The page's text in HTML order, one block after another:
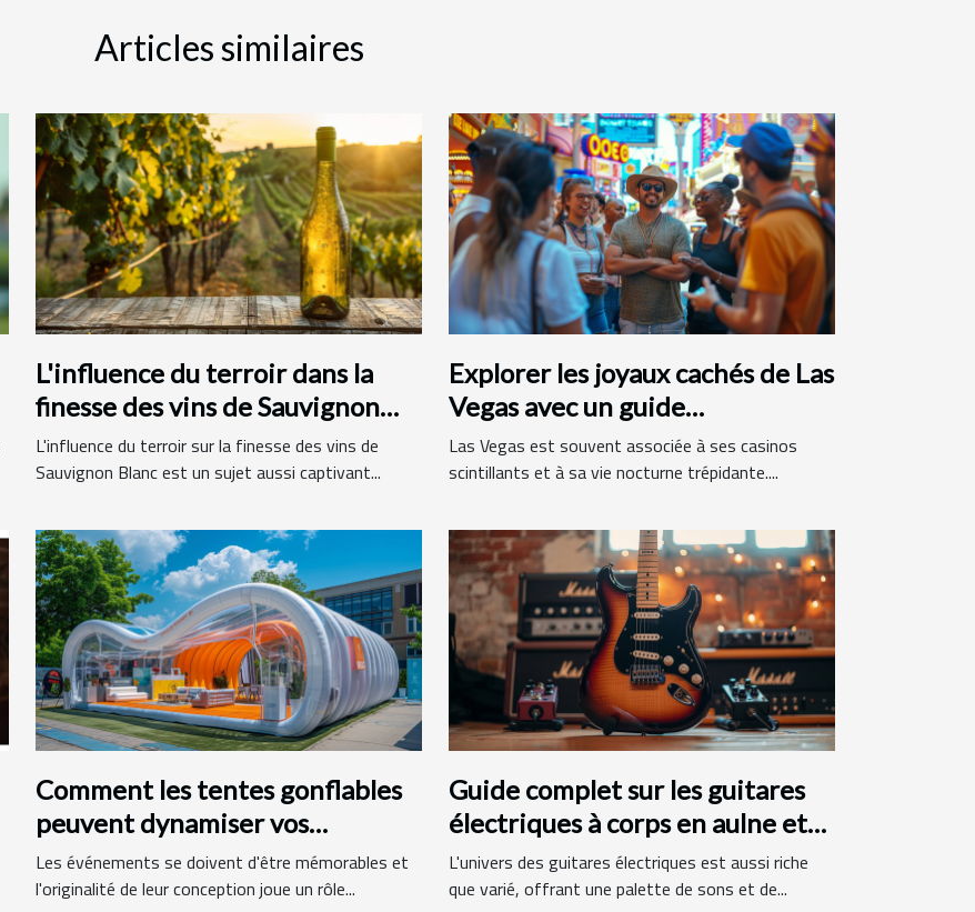
Articles similaires
L'influence du terroir dans la
finesse des vins de Sauvignon
Blanc
L'influence du terroir sur la finesse des vins de
Sauvignon Blanc est un sujet aussi captivant...
Explorer les joyaux cachés de Las
Vegas avec un guide
francophone
Las Vegas est souvent associée à ses casinos
scintillants et à sa vie nocturne trépidante....
Comment les tentes gonflables
peuvent dynamiser vos
événements
Les événements se doivent d'être mémorables et
l'originalité de leur conception joue un rôle...
Guide complet sur les guitares
électriques à corps en aulne et
manche en érable
L'univers des guitares électriques est aussi riche
que varié, offrant une palette de sons et de...